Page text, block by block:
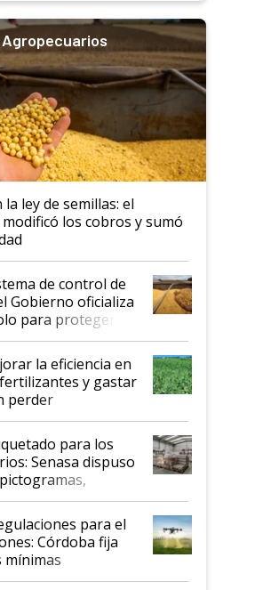
ley de semillas: el
los cobros y sumó
de control de
Gobierno oficializa
para proteger la
intelectual
la eficiencia en
y gastar
perder
en la campaña
para los
Senasa dispuso
advertencia e
para el
Córdoba fija
mínimas